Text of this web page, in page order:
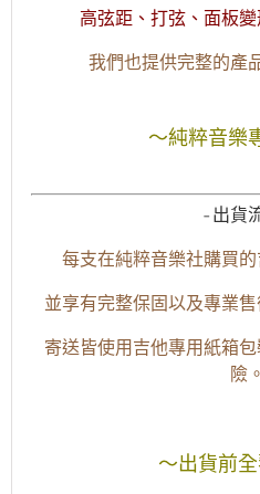
高弦距、打弦、面板
我們也提供完整的產
～純粹音樂
-出貨
每支在純粹音樂社購買
並享有完整保固以及專業
寄送皆使用吉他專用紙箱
險。
～出貨前